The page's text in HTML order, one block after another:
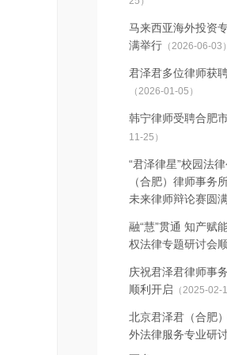
马来西亚海外投资
满举行 （2026-06-03）
君泽君多位律师获
（2026-01-05）
韩宁律师受聘合肥
11-25）
“君泽律星”校园法
（合肥）律师事务
未来律师辩论赛圆
融“慧”贯通 知产赋
权法律专题研讨会
庆祝君泽君律师事
顺利开启 （2025-02-
北京君泽君（合肥
外法律服务专业研